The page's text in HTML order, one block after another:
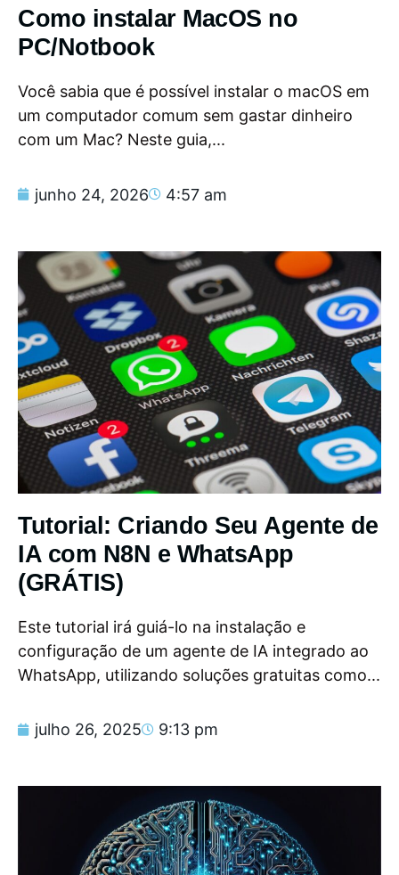
Como instalar MacOS no
PC/Notbook
Você sabia que é possível instalar o macOS em
um computador comum sem gastar dinheiro
com um Mac? Neste guia,...
junho 24, 2026 4:57 am
Tutorial: Criando Seu Agente de
IA com N8N e WhatsApp
(GRÁTIS)
Este tutorial irá guiá-lo na instalação e
configuração de um agente de IA integrado ao
WhatsApp, utilizando soluções gratuitas como...
julho 26, 2025 9:13 pm